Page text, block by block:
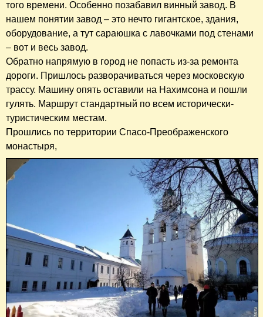
того времени. Особенно позабавил винный завод. В
нашем понятии завод – это нечто гигантское, здания,
оборудование, а тут сараюшка с лавочками под стенами
– вот и весь завод.
Обратно напрямую в город не попасть из-за ремонта
дороги. Пришлось разворачиваться через московскую
трассу. Машину опять оставили на Нахимсона и пошли
гулять. Маршрут стандартный по всем исторически-
туристическим местам.
Прошлись по территории Спасо-Преображенского
монастыря,